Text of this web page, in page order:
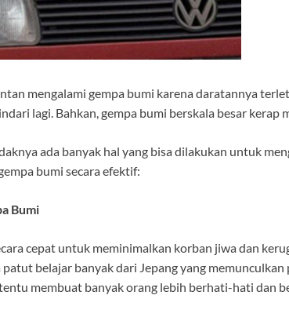
mengalami gempa bumi karena daratannya
lagi. Bahkan, gempa bumi berskala besar
ada banyak hal yang bisa dilakukan untuk
bumi secara efektif:
Bumi
cepat untuk meminimalkan korban jiwa dan
belajar banyak dari Jepang yang
membuat banyak orang lebih berhati-hati dan